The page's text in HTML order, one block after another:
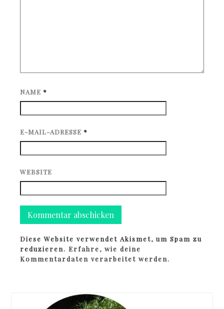
NAME *
E-MAIL-ADRESSE *
WEBSITE
Diese Website verwendet Akismet, um Spam zu
reduzieren.Erfahre, wie deine
Kommentardaten verarbeitet werden.